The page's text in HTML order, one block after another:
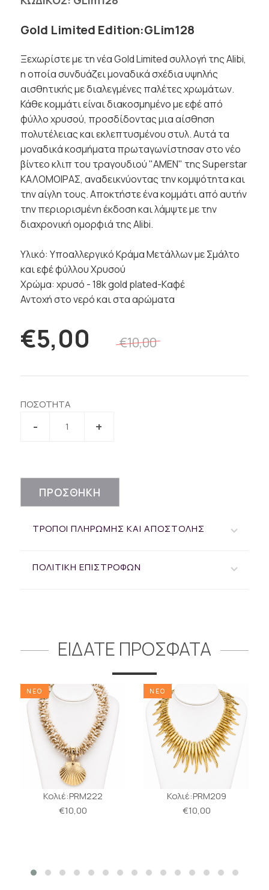
Gold Limited Edition:GLim128
Ξεχωρίστε με τη νέα Gold Limited συλλογή της Alibi,
η οποία συνδυάζει μοναδικά σχέδια υψηλής
αισθητικής με διαλεγμένες παλέτες χρωμάτων.
Κάθε κομμάτι είναι διακοσμημένο με εφέ από
φύλλο χρυσού, προσδίδοντας μια αίσθηση
πολυτέλειας και εκλεπτυσμένου στυλ. Αυτά τα
μοναδικά κοσμήματα πρωταγωνίστησαν στο νέο
βίντεο κλιπ του τραγουδιού "AMEN" της Superstar
ΚΑΛΟΜΟΙΡΑΣ, αναδεικνύοντας την κομψότητα και
την αίγλη τους. Αποκτήστε ένα κομμάτι από αυτήν
την περιορισμένη έκδοση και λάμψτε με την
διαχρονική ομορφιά της Alibi.
Υλικό: Υποαλλεργικό Κράμα Μετάλλων με Σμάλτο
και εφέ φύλλου Χρυσού
Χρώμα: χρυσό - 18k gold plated-Kαφέ
Αντοχή στο νερό και στα αρώματα
€5,00 €10,00
ΠΟΣΟΤΗΤΑ
ΠΡΟΣΘΗΚΗ
ΤΡΟΠΟΙ ΠΛΗΡΩΜΗΣ ΚΑΙ ΑΠΟΣΤΟΛΗΣ
ΠΟΛΙΤΙΚΗ ΕΠΙΣΤΡΟΦΩΝ
ΕΙΔΑΤΕ ΠΡΟΣΦΑΤΑ
ΝΕΟ
Κολιέ:PRM222
€10,00
ΝΕΟ
Κολιέ:PRM209
€10,00